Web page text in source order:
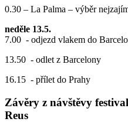
0.30 – La Palma – výběr
neděle 13.5.
7.00 - odjezd vlakem do
13.50 - odlet z Barcelony
16.15 - přílet do Prahy
Závěry z návštěvy
Reus